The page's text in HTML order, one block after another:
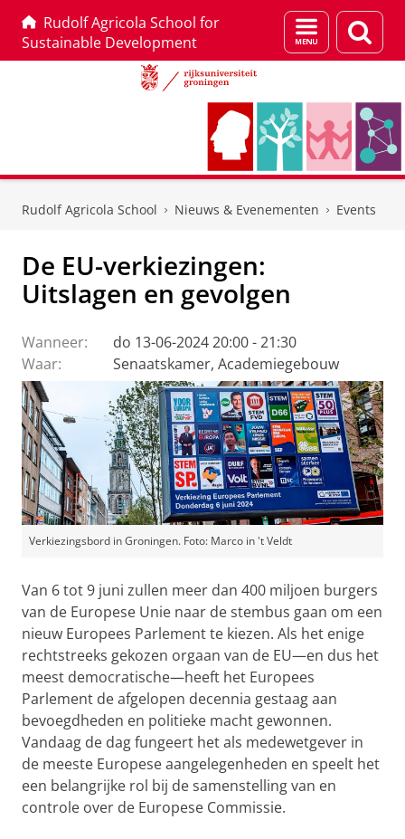
Rudolf Agricola School for
Sustainable Development
Menu
en
Rudolf Agricola School Nieuws & Evenementen Events
De EU-verkiezingen:
Uitslagen en gevolgen
Wanneer:
do 13-06-2024 20:00 - 21:30
Waar:
Senaatskamer, Academiegebouw
Verkiezingsbord in Groningen. Foto: Marco in 't Veldt
Van 6 tot 9 juni zullen meer dan 400 miljoen burgers
van de Europese Unie naar de stembus gaan om een
nieuw Europees Parlement te kiezen. Als het enige
rechtstreeks gekozen orgaan van de EU—en dus het
meest democratische—heeft het Europees
Parlement de afgelopen decennia gestaag aan
bevoegdheden en politieke macht gewonnen.
Vandaag de dag fungeert het als medewetgever in
de meeste Europese aangelegenheden en speelt het
een belangrijke rol bij de samenstelling van en
controle over de Europese Commissie.